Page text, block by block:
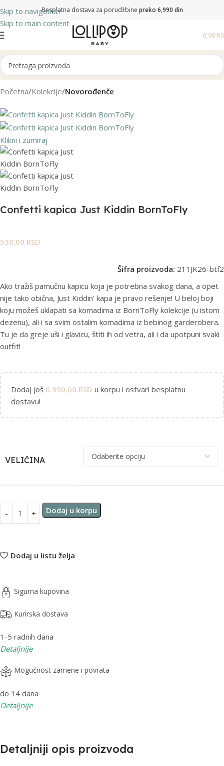
Skip to navigation
Skip to main content
Besplatna dostava za porudžbine preko 6,990 din
0,00
Početna Kolekcije Novorođenče
Klikni i zumiraj
Confetti kapica Just Kiddin BornToFly
530,00 RSD
Šifra proizvoda: 211JK26-btf2
Ako tražiš pamučnu kapicu koja je potrebna svakog dana, a opet
nije tako obična, Just Kiddin’ kapa je pravo rešenje! U beloj boji
koju možeš uklapati sa komadima iz BornToFly kolekcije (u istom
dezenu), ali i sa svim ostalim komadima iz bebinog garderobera.
Tu je da greje uši i glavicu, štiti ih od vetra, ali i da upotpuni svaki
outfit!
Dodaj još 6.990,00 RSD u korpu i ostvari besplatnu
dostavu!
VELIČINA
Dodaj u korpu
Dodaj u listu želja
Sigurna kupovina
Kurirska dostava
1-5 radnih dana
Detaljnije
Mogućnost zamene i povrata
do 14 dana
Detaljnije
Detaljniji opis proizvoda